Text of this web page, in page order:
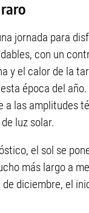
jornada para
con un
y el calor de la
época del
a las amplitudes
luz solar.
el sol se
más largo a
de diciembre, el